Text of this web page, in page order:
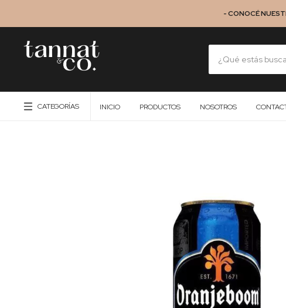
- CONOCÉ
CATEGORÍAS INICIO PRODUCTOS NOSOTROS